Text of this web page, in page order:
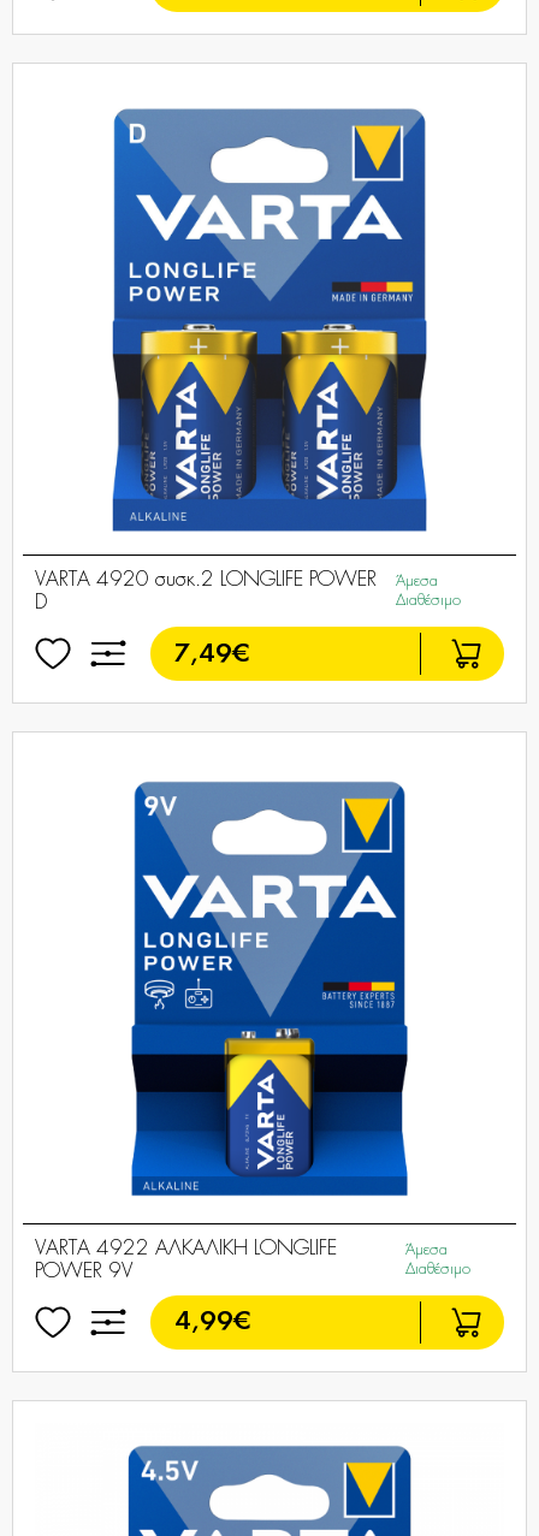
VARTA 4920 συσκ.2 LONGLIFE POWER
D
Άμεσα
Διαθέσιμο
7,49€
VARTA 4922 AΛΚΑΛΙΚΗ LONGLIFE
POWER 9V
Άμεσα
Διαθέσιμο
4,99€